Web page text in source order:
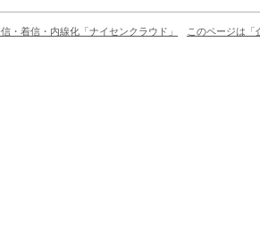
・着信・内線化「ナイセンクラウド」 このページは